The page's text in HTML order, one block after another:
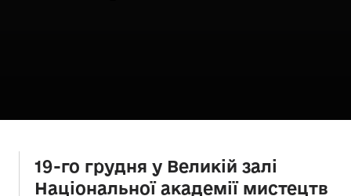
19-го грудня у Великій залі
Національної академії мистецтв